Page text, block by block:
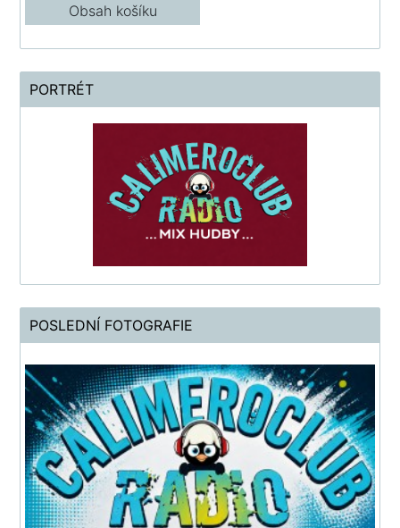
Obsah košíku
PORTRÉT
POSLEDNÍ FOTOGRAFIE